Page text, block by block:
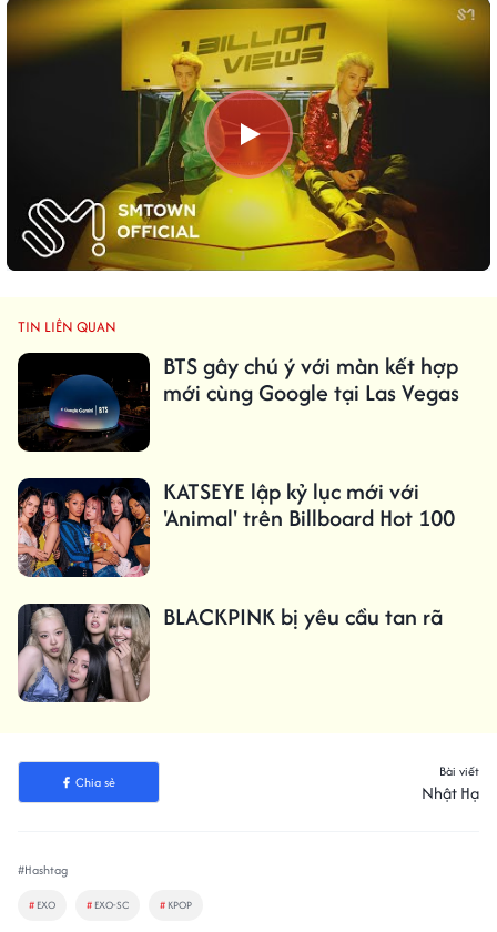
TIN LIÊN QUAN
BTS gây chú ý với màn kết hợp
mới cùng Google tại Las Vegas
KATSEYE lập kỷ lục mới với
'Animal' trên Billboard Hot 100
BLACKPINK bị yêu cầu tan rã
Chia sẻ
Bài viết
Nhật Hạ
#Hashtag
# EXO # EXO-SC # KPOP